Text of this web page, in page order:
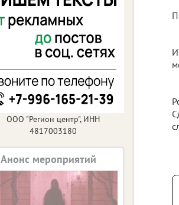
ООО "Регион центр", ИНН
4817003180
Анонс мероприятий